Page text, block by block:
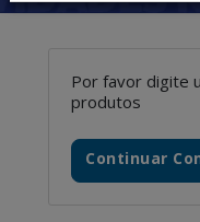
Por favor digite
produtos
Continuar